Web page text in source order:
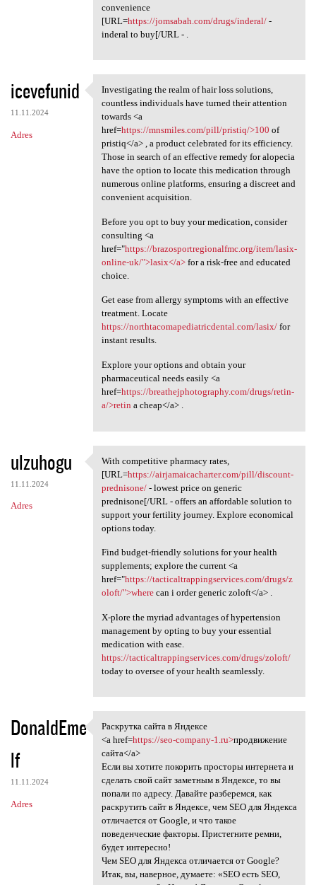
convenience
[URL=https://jomsabah.com/drugs/inderal/-
inderal to buy[/URL - .
icevefunid
11.11.2024
Adres
Investigating the realm of
Investigating the realm of hair loss solutions,
countless individuals have turned their attention
towards <a
href=https://mnsmiles.com/pill/pristiq/>100 of
pristiq</a> , a product celebrated for its efficiency.
Those in search of an effective remedy for alopecia
have the option to locate this medication through
numerous online platforms, ensuring a discreet and
convenient acquisition.
Before you opt to buy your medication, consider
consulting <a
href="https://brazosportregionalfmc.org/item/lasix-
online-uk/">lasix</a>for a risk-free and educated
choice.
Get ease from allergy symptoms with an effective
treatment. Locate
https://northtacomapediatricdental.com/lasix/for
instant results.
Explore your options and obtain your
pharmaceutical needs easily <a
href=https://breathejphotography.com/drugs/retin-
a/>retin a cheap</a> .
ulzuhogu
11.11.2024
Adres
With competitive pharmacy
With competitive pharmacy rates,
[URL=https://airjamaicacharter.com/pill/discount-
prednisone/- lowest price on generic
prednisone[/URL - offers an affordable solution to
support your fertility journey. Explore economical
options today.
Find budget-friendly solutions for your health
supplements; explore the current <a
href="https://tacticaltrappingservices.com/drugs/z
oloft/">wherecan i order generic zoloft</a> .
X-plore the myriad advantages of hypertension
management by opting to buy your essential
medication with ease.
https://tacticaltrappingservices.com/drugs/zoloft/
today to oversee of your health seamlessly.
DonaldEme
lf
11.11.2024
Adres
Раскрутка сайта в Яндексе
Раскрутка сайта в Яндексе
<a href=https://seo-company-1.ru>продвижение
сайта</a>
Если вы хотите покорить просторы интернета и
сделать свой сайт заметным в Яндексе, то вы
попали по адресу. Давайте разберемся, как
раскрутить сайт в Яндексе, чем SEO для Яндекса
отличается от Google, и что такое
поведенческие факторы. Пристегните ремни,
будет интересно!
Чем SEO для Яндекса отличается от Google?
Итак, вы, наверное, думаете: «SEO есть SEO,